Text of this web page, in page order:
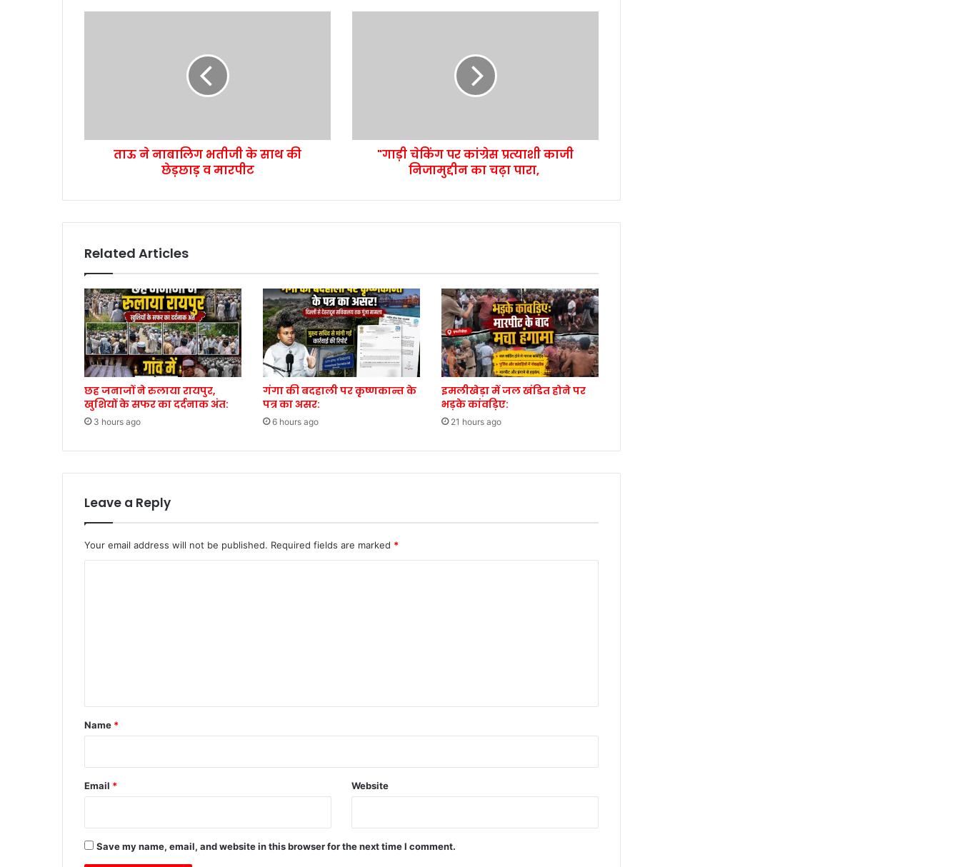
ताऊ ने नाबालिग भतीजी के साथ की
छेड़छाड़ व मारपीट
"गाड़ी चेकिंग पर कांग्रेस प्रत्याशी काजी
निजामुद्दीन का चढ़ा पारा,
Related Articles
छह जनाजों ने रुलाया रायपुर,
खुशियों के सफर का दर्दनाक अंत:
3 hours ago
गंगा की बदहाली पर कृष्णकान्त के
पत्र का असर:
6 hours ago
इमलीखेड़ा में जल खंडित होने पर
भड़के कांवड़िए:
21 hours ago
Leave a Reply
Your email address will not be published. Required fields are marked *
*
Name *
Email * Website
Save my name, email, and website in this browser for the next time I comment.